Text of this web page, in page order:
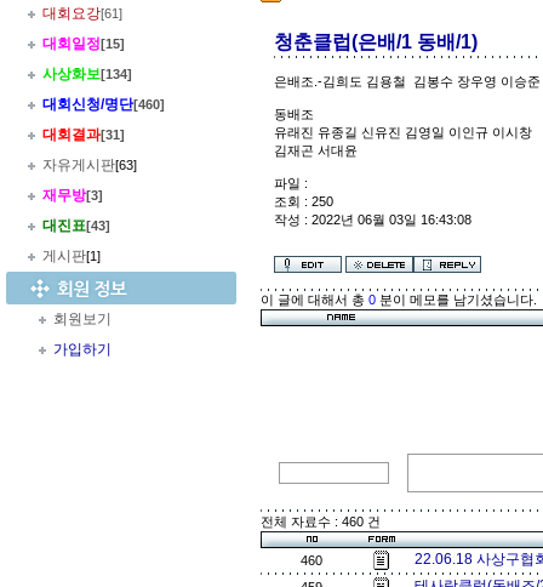
대회요강[61]
대회일정[15]
사상화보[134]
대회신청/명단[460]
대회결과[31]
자유게시판[63]
재무방[3]
대진표[43]
게시판[1]
회원보기
가입하기
청춘클럽(은배/1 동배/1)
은배조.-김희도 김용철 김봉수 장우영 이승
동배조
유래진 유종길 신유진 김영일 이인규 이시창
김재곤 서대윤
파일 :
조회 : 250
작성 : 2022년 06월 03일 16:43:08
이 글에 대해서 총 0 분이 메모를 남기셨습니다.
전체 자료수 : 460 건
460 22.06.18 사상구협